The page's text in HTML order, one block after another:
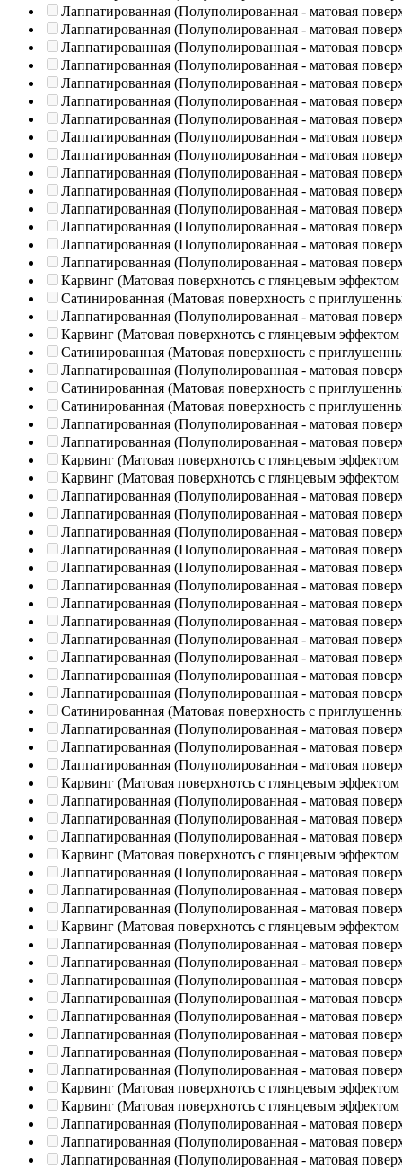
Лаппатированная (Полуполированная - матовая
Лаппатированная (Полуполированная - матовая
Лаппатированная (Полуполированная - матовая
Лаппатированная (Полуполированная - матовая
Лаппатированная (Полуполированная - матовая
Лаппатированная (Полуполированная - матовая
Лаппатированная (Полуполированная - матовая
Лаппатированная (Полуполированная - матовая
Лаппатированная (Полуполированная - матовая
Лаппатированная (Полуполированная - матовая
Лаппатированная (Полуполированная - матовая
Лаппатированная (Полуполированная - матовая
Лаппатированная (Полуполированная - матовая
Лаппатированная (Полуполированная - матовая
Лаппатированная (Полуполированная - матовая
Карвинг (Матовая поверхнотсь с глянцевым эффектом
Сатинированная (Матовая поверхность с
Лаппатированная (Полуполированная - матовая
Карвинг (Матовая поверхнотсь с глянцевым эффектом
Сатинированная (Матовая поверхность с
Лаппатированная (Полуполированная - матовая
Сатинированная (Матовая поверхность с
Сатинированная (Матовая поверхность с
Лаппатированная (Полуполированная - матовая
Лаппатированная (Полуполированная - матовая
Карвинг (Матовая поверхнотсь с глянцевым эффектом
Карвинг (Матовая поверхнотсь с глянцевым эффектом
Лаппатированная (Полуполированная - матовая
Лаппатированная (Полуполированная - матовая
Лаппатированная (Полуполированная - матовая
Лаппатированная (Полуполированная - матовая
Лаппатированная (Полуполированная - матовая
Лаппатированная (Полуполированная - матовая
Лаппатированная (Полуполированная - матовая
Лаппатированная (Полуполированная - матовая
Лаппатированная (Полуполированная - матовая
Лаппатированная (Полуполированная - матовая
Лаппатированная (Полуполированная - матовая
Лаппатированная (Полуполированная - матовая
Сатинированная (Матовая поверхность с
Лаппатированная (Полуполированная - матовая
Лаппатированная (Полуполированная - матовая
Лаппатированная (Полуполированная - матовая
Карвинг (Матовая поверхнотсь с глянцевым эффектом
Лаппатированная (Полуполированная - матовая
Лаппатированная (Полуполированная - матовая
Лаппатированная (Полуполированная - матовая
Карвинг (Матовая поверхнотсь с глянцевым эффектом
Лаппатированная (Полуполированная - матовая
Лаппатированная (Полуполированная - матовая
Лаппатированная (Полуполированная - матовая
Карвинг (Матовая поверхнотсь с глянцевым эффектом
Лаппатированная (Полуполированная - матовая
Лаппатированная (Полуполированная - матовая
Лаппатированная (Полуполированная - матовая
Лаппатированная (Полуполированная - матовая
Лаппатированная (Полуполированная - матовая
Лаппатированная (Полуполированная - матовая
Лаппатированная (Полуполированная - матовая
Лаппатированная (Полуполированная - матовая
Карвинг (Матовая поверхнотсь с глянцевым эффектом
Карвинг (Матовая поверхнотсь с глянцевым эффектом
Лаппатированная (Полуполированная - матовая
Лаппатированная (Полуполированная - матовая
Лаппатированная (Полуполированная - матовая